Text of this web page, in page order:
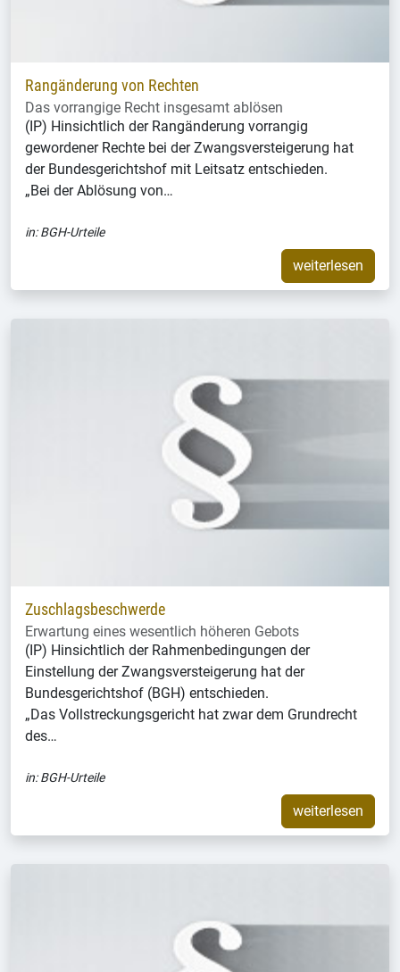
Rangänderung von Rechten
Das vorrangige Recht insgesamt ablösen
(IP) Hinsichtlich der Rangänderung vorrangig
gewordener Rechte bei der Zwangsversteigerung hat
der Bundesgerichtshof mit Leitsatz entschieden.
„Bei der Ablösung von…
in:BGH-Urteile
weiterlesen
Zuschlagsbeschwerde
Erwartung eines wesentlich höheren Gebots
(IP) Hinsichtlich der Rahmenbedingungen der
Einstellung der Zwangsversteigerung hat der
Bundesgerichtshof (BGH) entschieden.
„Das Vollstreckungsgericht hat zwar dem Grundrecht
des…
in:BGH-Urteile
weiterlesen